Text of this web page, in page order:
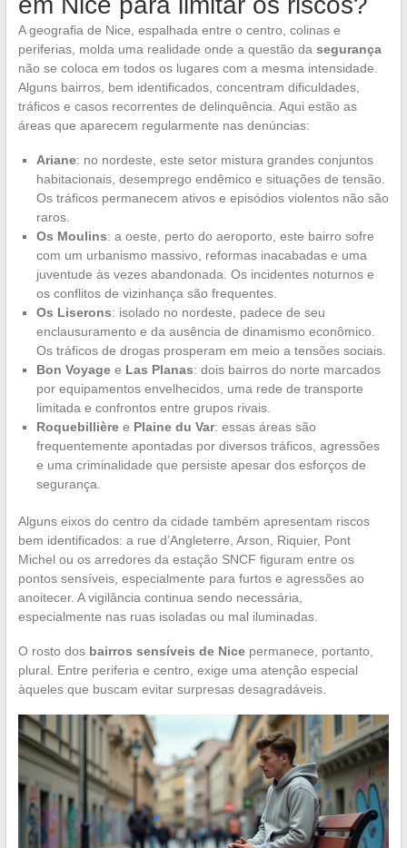
A geografia de Nice, espalhada entre o centro, colinas e
periferias, molda uma realidade onde a questão da segurança
não se coloca em todos os lugares com a mesma intensidade.
Alguns bairros, bem identificados, concentram dificuldades,
tráficos e casos recorrentes de delinquência. Aqui estão as
áreas que aparecem regularmente nas denúncias:
Ariane: no nordeste, este setor mistura grandes conjuntos
habitacionais, desemprego endêmico e situações de tensão.
Os tráficos permanecem ativos e episódios violentos não são
raros.
Os Moulins: a oeste, perto do aeroporto, este bairro sofre
com um urbanismo massivo, reformas inacabadas e uma
juventude às vezes abandonada. Os incidentes noturnos e
os conflitos de vizinhança são frequentes.
Os Liserons: isolado no nordeste, padece de seu
enclausuramento e da ausência de dinamismo econômico.
Os tráficos de drogas prosperam em meio a tensões sociais.
Bon Voyagee Las Planas: dois bairros do norte marcados
por equipamentos envelhecidos, uma rede de transporte
limitada e confrontos entre grupos rivais.
Roquebillièree Plaine du Var: essas áreas são
frequentemente apontadas por diversos tráficos, agressões
e uma criminalidade que persiste apesar dos esforços de
segurança.
Alguns eixos do centro da cidade também apresentam riscos
bem identificados: a rue d’Angleterre, Arson, Riquier, Pont
Michel ou os arredores da estação SNCF figuram entre os
pontos sensíveis, especialmente para furtos e agressões ao
anoitecer. A vigilância continua sendo necessária,
especialmente nas ruas isoladas ou mal iluminadas.
O rosto dos bairros sensíveis de Nicepermanece, portanto,
plural. Entre periferia e centro, exige uma atenção especial
àqueles que buscam evitar surpresas desagradáveis.